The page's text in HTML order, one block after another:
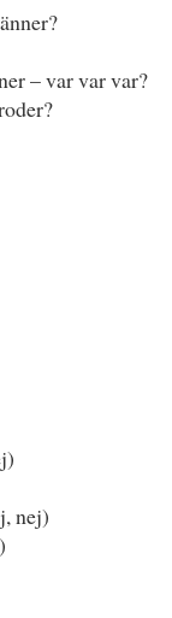
– var var var?
nej)